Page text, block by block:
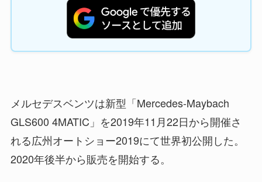
メルセデスベンツは新型「Mercedes-Maybach
GLS600 4MATIC」を2019年11月22日から開催さ
れる広州オートショー2019にて世界初公開した。
2020年後半から販売を開始する。